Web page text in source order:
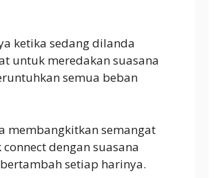
ketika sedang dilanda
untuk meredakan suasana
semua beban
membangkitkan semangat
dengan suasana
setiap harinya.